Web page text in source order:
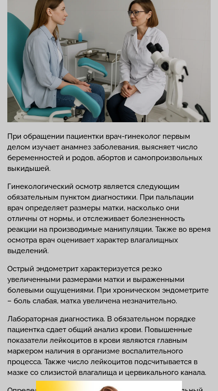
При обращении пациентки врач-гинеколог первым
делом изучает анамнез заболевания, выясняет число
беременностей и родов, абортов и самопроизвольных
выкидышей.
Гинекологический осмотр является следующим
обязательным пунктом диагностики. При пальпации
врач определяет размеры матки, насколько они
отличны от нормы, и отслеживает болезненность
реакции на производимые манипуляции. Также во время
осмотра врач оценивает характер влагалищных
выделений.
Острый эндометрит характеризуется резко
увеличенными размерами матки и выраженными
болевыми ощущениями. При хроническом эндометрите
– боль слабая, матка увеличена незначительно.
Лабораторная диагностика. В обязательном порядке
пациентка сдает общий анализ крови. Повышенные
показатели лейкоцитов в крови являются главным
маркером наличия в организме воспалительного
процесса. Также число лейкоцитов подсчитывается в
мазке со слизистой влагалища и цервикального канала.